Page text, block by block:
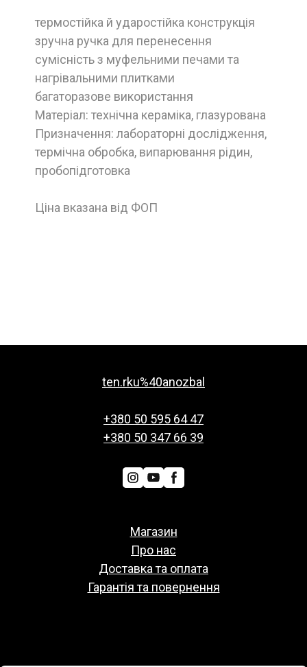
термостійка й ударостійка конструкція
зручна ручка для перенесення
сумісність з муфельними печами та
нагрівальними плитками
багаторазове використання
Матеріал: технічна кераміка, глазурована
Призначення: лабораторні дослідження,
термічна обробка, випарювання рідин,
пробопідготовка
Ціна вказана від ФОП
ten.rku%40anozbal
+380 50 595 64 47
+380 50 347 66 39
Магазин
Про нас
Доставка та оплата
Гарантія та повернення